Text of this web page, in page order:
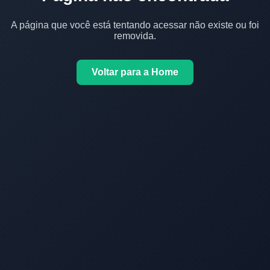
A página que você está tentando acessar não existe ou foi
removida.
Voltar para a Home